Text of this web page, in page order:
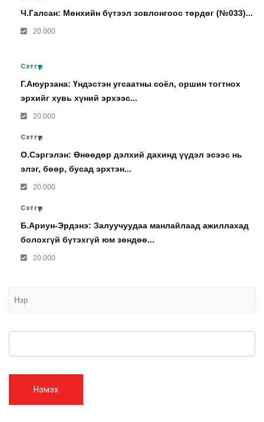
Ч.Галсан: Мөнхийн бүтээл зовлонгоос төрдөг (№033)...
20.000
Сэтгүүл
Г.Аюурзана: Үндэстэн угсаатны соёл, оршин тогтнох
эрхийг хувь хүний эрхээс...
20.000
Сэтгүүл
О.Сэргэлэн: Өнөөдөр дэлхий дахинд үүдэл эсээс нь
элэг, бөөр, бусад эрхтэн...
20.000
Сэтгүүл
Б.Ариун-Эрдэнэ: Залуучуудаа манлайлаад ажиллахад
болохгүй бүтэхгүй юм зөндөө...
20.000
Нэмэх